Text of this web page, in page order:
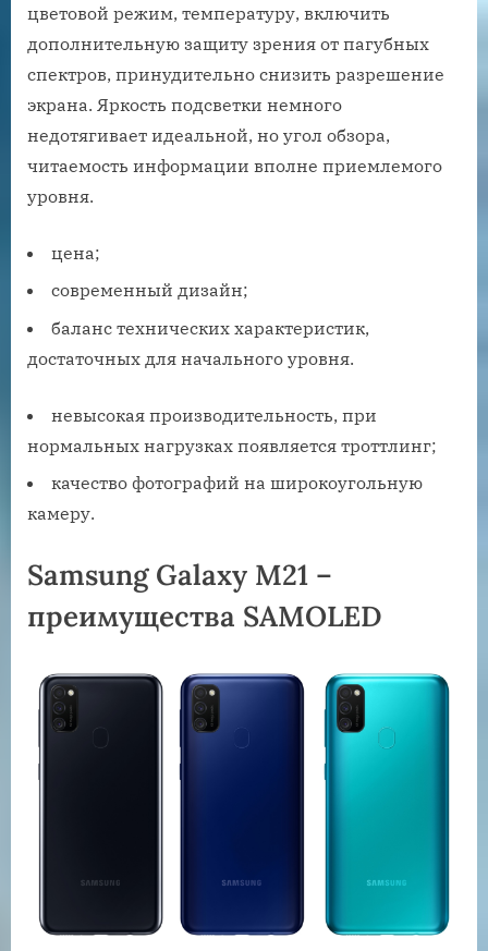
цветовой режим, температуру, включить
дополнительную защиту зрения от пагубных
спектров, принудительно снизить разрешение
экрана. Яркость подсветки немного
недотягивает идеальной, но угол обзора,
читаемость информации вполне приемлемого
уровня.
цена;
современный дизайн;
баланс технических характеристик,
достаточных для начального уровня.
невысокая производительность, при
нормальных нагрузках появляется троттлинг;
качество фотографий на широкоугольную
камеру.
Samsung Galaxy M21 –
преимущества SAMOLED